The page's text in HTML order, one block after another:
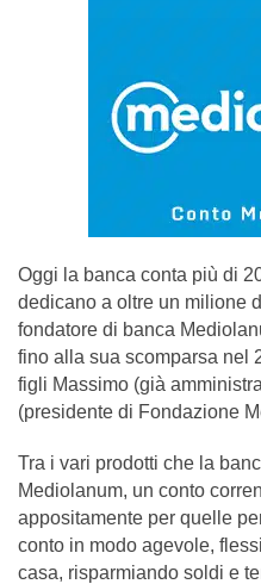
Oggi la banca conta più di
dedicano a oltre un milione
fondatore di banca
fino alla sua scomparsa nel
figli Massimo (già
(presidente di Fondazione
Tra i vari prodotti che la
Mediolanum, un conto
appositamente per quelle
conto in modo agevole,
casa, risparmiando soldi e